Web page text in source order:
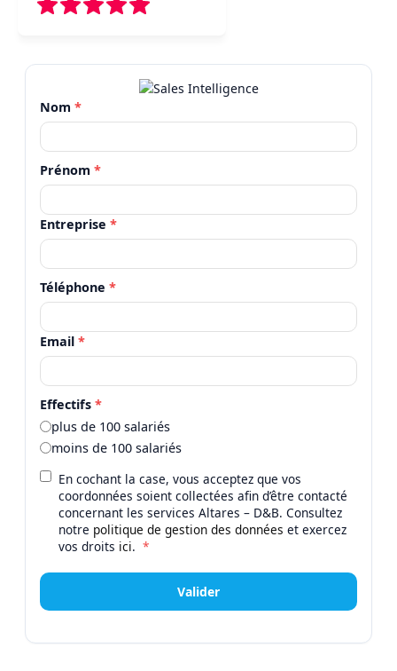
Nom *
Prénom *
Entreprise *
Téléphone *
Email *
Effectifs *
plus de 100 salariés
moins de 100 salariés
En cochant la case, vous acceptez que vos
coordonnées soient collectées afin d’être contacté
concernant les services Altares – D&B. Consultez
notre politique de gestion des données et exercez
vos droits ici. *
Valider